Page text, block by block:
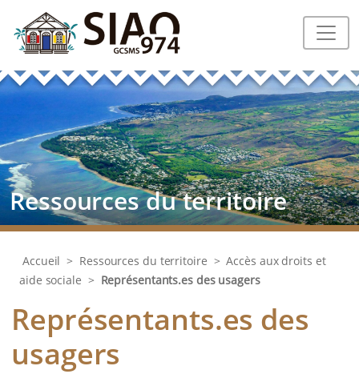
Ressources du territoire
Accueil > Ressources du territoire > Accès aux droits et
aide sociale > Représentants.es des usagers
Représentants.es des
usagers